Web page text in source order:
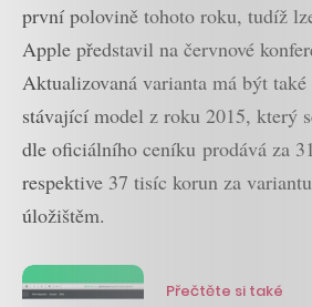
první polovině tohoto roku, tudíž
Apple představil na červnové
Aktualizovaná varianta má být
stávající model z roku 2015, který
dle oficiálního ceníku prodává za
respektive 37 tisíc korun za
úložištěm.
Přečtěte si také